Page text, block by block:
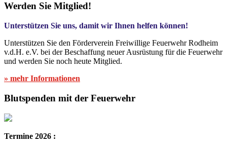
Werden Sie Mitglied!
Unterstützen Sie uns, damit wir Ihnen helfen können!
Unterstützen Sie den Förderverein Freiwillige Feuerwehr Rodheim
v.d.H. e.V. bei der Beschaffung neuer Ausrüstung für die Feuerwehr
und werden Sie noch heute Mitglied.
» mehr Informationen
Blutspenden mit der Feuerwehr
Termine 2026 :